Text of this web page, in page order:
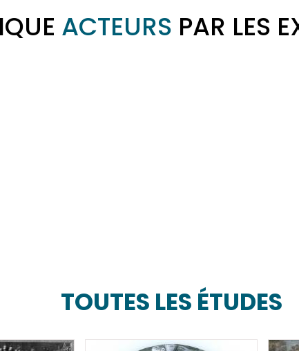
ACTEURS PAR LES
TOUTES LES ÉTUDES